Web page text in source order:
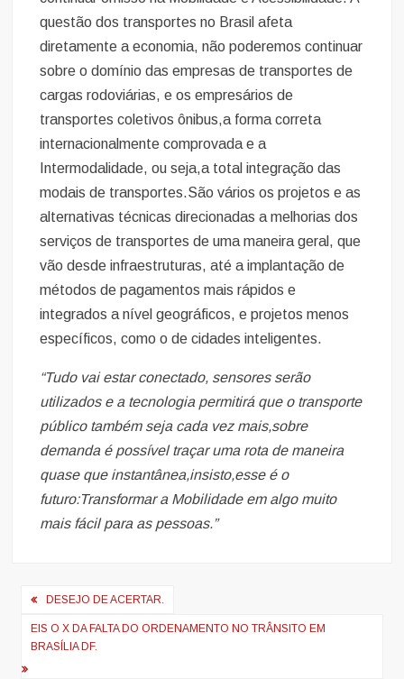
questão dos transportes no Brasil afeta
diretamente a economia, não poderemos continuar
sobre o domínio das empresas de transportes de
cargas rodoviárias, e os empresários de
transportes coletivos ônibus,a forma correta
internacionalmente comprovada e a
Intermodalidade, ou seja,a total integração das
modais de transportes.São vários os projetos e as
alternativas técnicas direcionadas a melhorias dos
serviços de transportes de uma maneira geral, que
vão desde infraestruturas, até a implantação de
métodos de pagamentos mais rápidos e
integrados a nível geográficos, e projetos menos
específicos, como o de cidades inteligentes.
“Tudo vai estar conectado, sensores serão
utilizados e a tecnologia permitirá que o transporte
público também seja cada vez mais,sobre
demanda é possível traçar uma rota de maneira
quase que instantânea,insisto,esse é o
futuro:Transformar a Mobilidade em algo muito
mais fácil para as pessoas.”
Navegação
de
Post
DESEJO DE ACERTAR.
EIS O X DA FALTA DO ORDENAMENTO NO TRÂNSITO EM
BRASÍLIA DF.